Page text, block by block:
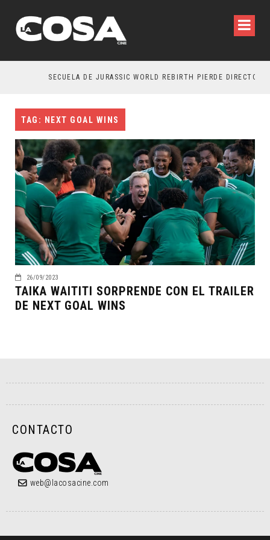
SECUELA DE JURASSIC WORLD REBIRTH PIERDE DIRECTOR
TAG: NEXT GOAL WINS
26/09/2023
TAIKA WAITITI SORPRENDE CON EL TRAILER
DE NEXT GOAL WINS
CONTACTO
web@lacosacine.com